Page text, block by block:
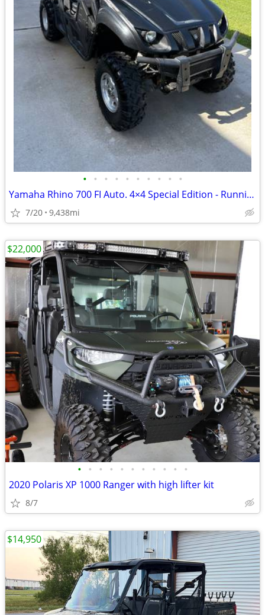
• • • • • • • • • •
Yamaha Rhino 700 FI Auto. 4×4 Special Edition - Running! Garage Kept!
7/20 9,438mi
• • • • • • • • • • •
2020 Polaris XP 1000 Ranger with high lifter kit
8/7
$22,000
$14,950